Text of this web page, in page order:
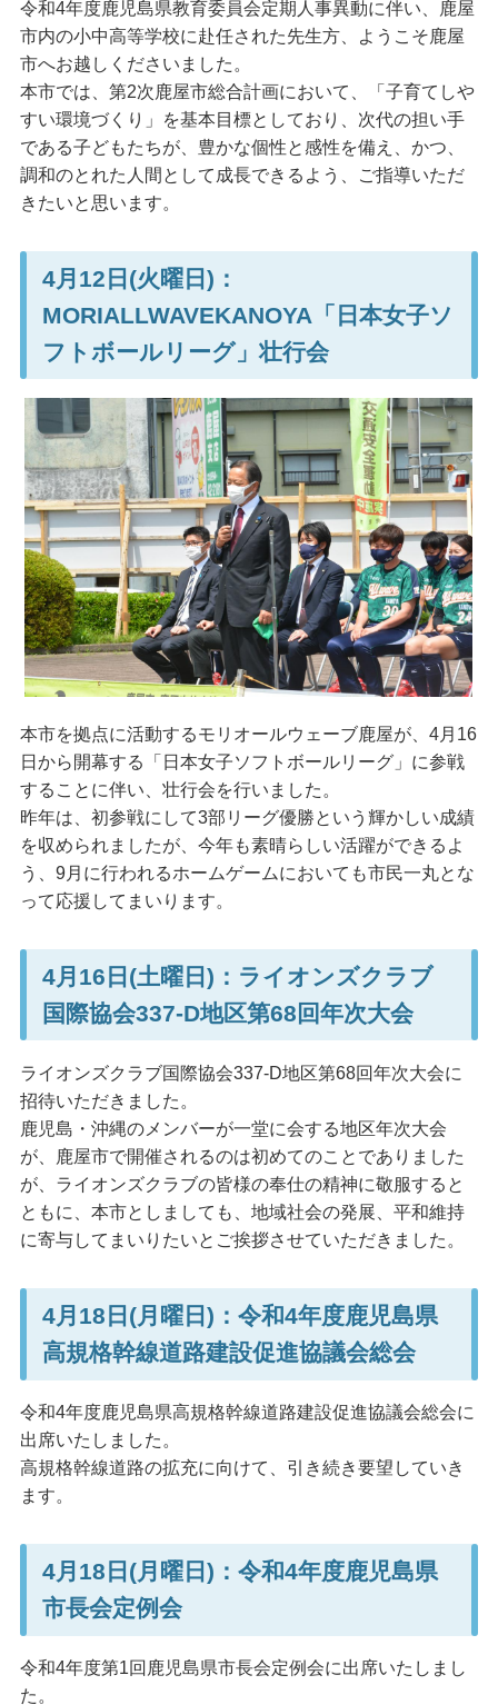
令和4年度鹿児島県教育委員会定期人事異動に伴い、鹿屋
市内の小中高等学校に赴任された先生方、ようこそ鹿屋
市へお越しくださいました。
本市では、第2次鹿屋市総合計画において、「子育てしや
すい環境づくり」を基本目標としており、次代の担い手
である子どもたちが、豊かな個性と感性を備え、かつ、
調和のとれた人間として成長できるよう、ご指導いただ
きたいと思います。
4月12日(火曜日)：
MORIALLWAVEKANOYA「日本女子ソ
フトボールリーグ」壮行会
本市を拠点に活動するモリオールウェーブ鹿屋が、4月16
日から開幕する「日本女子ソフトボールリーグ」に参戦
することに伴い、壮行会を行いました。
昨年は、初参戦にして3部リーグ優勝という輝かしい成績
を収められましたが、今年も素晴らしい活躍ができるよ
う、9月に行われるホームゲームにおいても市民一丸とな
って応援してまいります。
4月16日(土曜日)：ライオンズクラブ
国際協会337-D地区第68回年次大会
ライオンズクラブ国際協会337-D地区第68回年次大会に
招待いただきました。
鹿児島・沖縄のメンバーが一堂に会する地区年次大会
が、鹿屋市で開催されるのは初めてのことでありました
が、ライオンズクラブの皆様の奉仕の精神に敬服すると
ともに、本市としましても、地域社会の発展、平和維持
に寄与してまいりたいとご挨拶させていただきました。
4月18日(月曜日)：令和4年度鹿児島県
高規格幹線道路建設促進協議会総会
令和4年度鹿児島県高規格幹線道路建設促進協議会総会に
出席いたしました。
高規格幹線道路の拡充に向けて、引き続き要望していき
ます。
4月18日(月曜日)：令和4年度鹿児島県
市長会定例会
令和4年度第1回鹿児島県市長会定例会に出席いたしまし
た。